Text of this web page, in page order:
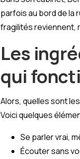
parfois au bord de la
fragilités reviennent,
Les
qui
Alors, quelles sont
Voici quelques
Se parler vrai,
Écouter sans